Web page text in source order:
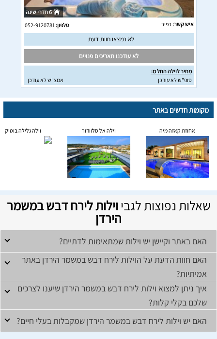
6 חדרי שינה
איש קשר: כפיר טלפון:052-9120781
לא נמצאו חוות דעת
לא עודכנו תאריכים פנויים
מחיר לוילה החל מ:
סופ"ש לא עודכן
אמצ"ש לא עודכן
מקומות חדשים באתר
אחוזת קאזה מיה וילה אל סלוודור וילה גלילה בוטיק
שאלות נפוצות לגביוילות לירח דבש במשמר
הירדן
האם באתר וקיישן יש וילות שמתאימות לדתיים?
האם חוות הדעת על הוילות לירח דבש במשמר הירדן באתר
אמיתיות?
איך ניתן למצוא וילות לירח דבש במשמר הירדן שיענו לצרכים
שלכם בקלי קלות?
האם יש וילות לירח דבש במשמר הירדן שמקבלות בעלי חיים?